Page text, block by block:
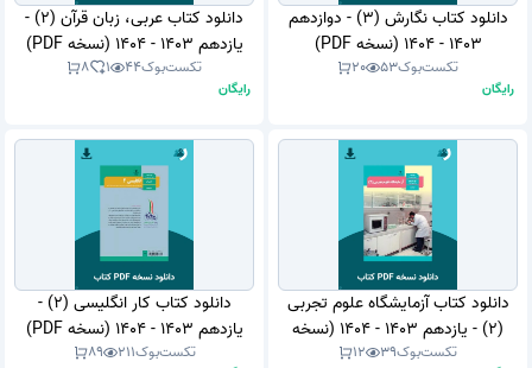
دانلود کتاب نگارش (3) - دوازدهم
1403 - 1404 (نسخه PDF)
تکست‌بوک53
20
رایگان
دانلود کتاب عربی، زبان قرآن (2) -
یازدهم 1403 - 1404 (نسخه PDF)
تکست‌بوک44
1
8
رایگان
دانلود کتاب آزمایشگاه علوم تجربی
(2) - یازدهم 1403 - 1404 (نسخه
PDF)
تکست‌بوک39
12
دانلود کتاب کار انگلیسی (2) -
یازدهم 1403 - 1404 (نسخه PDF)
تکست‌بوک211
89